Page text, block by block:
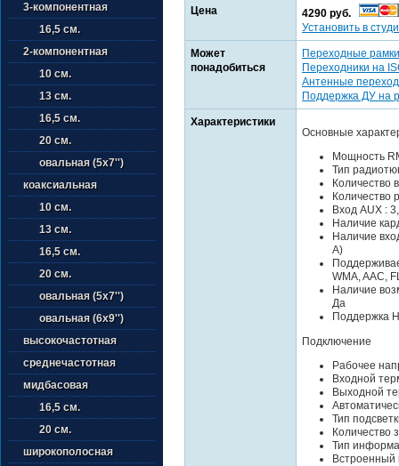
3-компонентная
16,5 см.
2-компонентная
10 см.
13 см.
16,5 см.
20 см.
овальная (5х7'')
коаксиальная
10 см.
13 см.
16,5 см.
20 см.
овальная (5х7'')
овальная (6х9'')
высокочастотная
среднечастотная
мидбасовая
16,5 см.
20 см.
широкополосная
Цена
4290 руб.
Установить в
Может
понадобиться
Переходные рамки
Переходники на
Антенные
Поддержка ДУ на
Характеристики
Основные
Мощность
Тип
Количество
Количество
Вход AUX :
Наличие
Наличие
A)
WMA, AAC,
Наличие
Да
Поддержка
Подключение
Рабочее
Входной
Выходной
Тип
Количество
Тип
Встроенный